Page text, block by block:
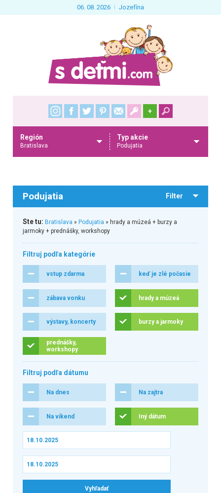
06. 08. 2026 Jozefína
+
Región
Bratislava
Typ akcie
Podujatia
Podujatia Filter
Ste tu: Bratislava » Podujatia » hrady a múzeá + burzy a
jarmoky + prednášky, workshopy
Filtruj podľa kategórie
vstup zdarma keď je zlé počasie
zábava vonku hrady a múzeá
výstavy, koncerty burzy a jarmoky
prednášky,
workshopy
Filtruj podľa dátumu
Na dnes Na zajtra
Na víkend Iný dátum